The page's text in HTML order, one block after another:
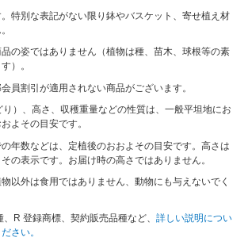
特別な表記がない限り鉢やバスケット、寄せ植え材
の姿ではありません（植物は種、苗木、球根等の素
）。
員割引が適用されない商品がございます。
）、高さ、収穫重量などの性質は、一般平坦地にお
よその目安です。
年数などは、定植後のおおよその目安です。高さは
の表示です。お届け時の高さではありません。
以外は食用ではありません、動物にも与えないでく
、R 登録商標、契約販売品種など、詳しい説明につい
さい。